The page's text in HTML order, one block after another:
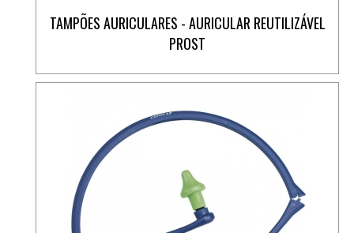
TAMPÕES AURICULARES - AURICULAR REUTILIZÁVEL
PROST